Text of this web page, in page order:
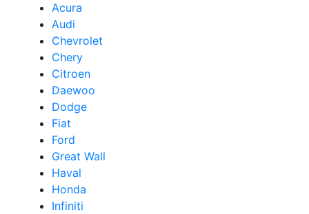
Acura
Audi
Сhevrolet
Chery
Сitroen
Daewoo
Dodge
Fiat
Ford
Great Wall
Haval
Honda
Infiniti